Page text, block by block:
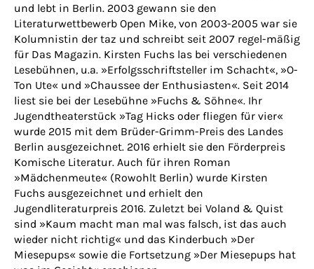
und lebt in Berlin. 2003 gewann sie den
Literaturwettbewerb Open Mike, von 2003-2005 war sie
Kolumnistin der taz und schreibt seit 2007 regel-mäßig
für Das Magazin. Kirsten Fuchs las bei verschiedenen
Lesebühnen, u.a. »Erfolgsschriftsteller im Schacht«, »O-
Ton Ute« und »Chaussee der Enthusiasten«. Seit 2014
liest sie bei der Lesebühne »Fuchs & Söhne«. Ihr
Jugendtheaterstück »Tag Hicks oder fliegen für vier«
wurde 2015 mit dem Brüder-Grimm-Preis des Landes
Berlin ausgezeichnet. 2016 erhielt sie den Förderpreis
Komische Literatur. Auch für ihren Roman
»Mädchenmeute« (Rowohlt Berlin) wurde Kirsten
Fuchs ausgezeichnet und erhielt den
Jugendliteraturpreis 2016. Zuletzt bei Voland & Quist
sind »Kaum macht man mal was falsch, ist das auch
wieder nicht richtig« und das Kinderbuch »Der
Miesepups« sowie die Fortsetzung »Der Miesepups hat